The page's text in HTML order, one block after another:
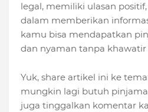
legal, memiliki ulasan
dalam memberikan
kamu bisa mendapatkan
dan nyaman tanpa
Yuk, share artikel ini ke
mungkin lagi butuh
juga tinggalkan komentar